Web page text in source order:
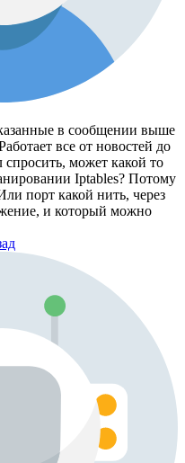
в сообщении выше
все от новостей до
может какой то
Iptables? Потому
порт какой нить, через
и который можно